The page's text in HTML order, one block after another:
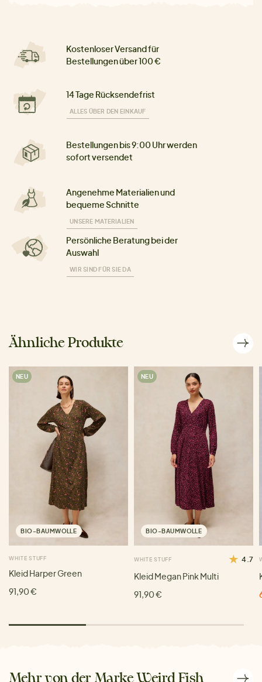
Kostenloser Versand für
Bestellungen über 100 €
14 Tage Rücksendefrist
ALLES ÜBER DEN EINKAUF
Bestellungen bis 9:00 Uhr werden
sofort versendet
Angenehme Materialien und
bequeme Schnitte
UNSERE MATERIALIEN
Persönliche Beratung bei der
Auswahl
WIR SIND FÜR SIE DA
Ähnliche Produkte
NEU
BIO-BAUMWOLLE
WHITE STUFF
Kleid Harper Green
91,90 €
NEU
BIO-BAUMWOLLE
WHITE STUFF 4.7
Kleid Megan Pink Multi
91,90 €
Mehr von der Marke Weird Fish